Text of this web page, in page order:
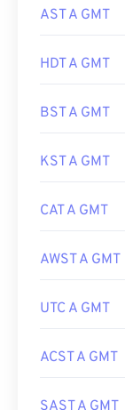
AST A GMT
HDT A GMT
BST A GMT
KST A GMT
CAT A GMT
AWST A GMT
UTC A GMT
ACST A GMT
SAST A GMT